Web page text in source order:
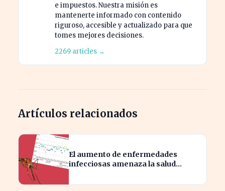
e impuestos. Nuestra misión es
mantenerte informado con contenido
riguroso, accesible y actualizado para que
tomes mejores decisiones.
2269 articles →
Artículos relacionados
El aumento de enfermedades
infecciosas amenaza la salud